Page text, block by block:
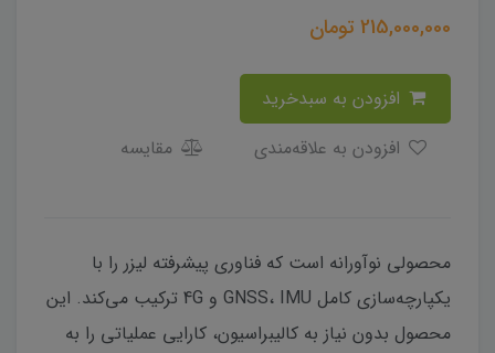
215,000,000 تومان
مقایسه
محصولی نوآورانه است که فناوری پیشرفته لیزر را با
یکپارچه‌سازی کامل GNSS، IMU و 4G ترکیب می‌کند. این
محصول بدون نیاز به کالیبراسیون، کارایی عملیاتی را به